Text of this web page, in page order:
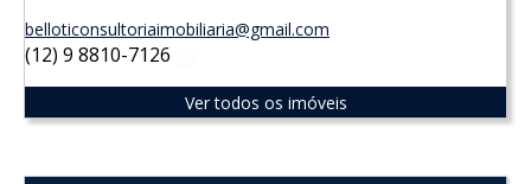
belloticonsultoriaimobiliaria@gmail.com
(12) 9 8810-7126
Ver todos os imóveis